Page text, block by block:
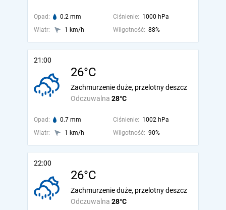
Opad: 0.2 mm Ciśnienie: 1000 hPa
Wiatr:
1 km/h Wilgotność: 88%
21:00
26°C
Odczuwalna 28°C
Zachmurzenie duże, przelotny deszcz
Opad: 0.7 mm Ciśnienie: 1002 hPa
Wiatr:
1 km/h Wilgotność: 90%
22:00
26°C
Odczuwalna 28°C
Zachmurzenie duże, przelotny deszcz